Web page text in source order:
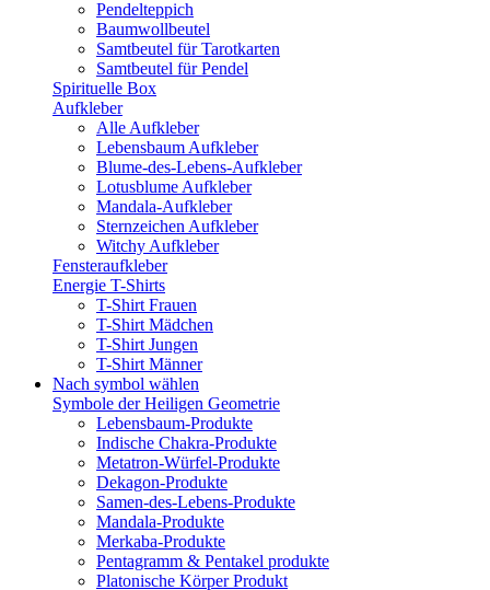
Pendelteppich
Baumwollbeutel
Samtbeutel für Tarotkarten
Samtbeutel für Pendel
Spirituelle Box
Aufkleber
Alle Aufkleber
Lebensbaum Aufkleber
Blume-des-Lebens-Aufkleber
Lotusblume Aufkleber
Mandala-Aufkleber
Sternzeichen Aufkleber
Witchy Aufkleber
Fensteraufkleber
Energie T-Shirts
T-Shirt Frauen
T-Shirt Mädchen
T-Shirt Jungen
T-Shirt Männer
Nach symbol wählen
Symbole der Heiligen Geometrie
Lebensbaum-Produkte
Indische Chakra-Produkte
Metatron-Würfel-Produkte
Dekagon-Produkte
Samen-des-Lebens-Produkte
Mandala-Produkte
Merkaba-Produkte
Pentagramm & Pentakel produkte
Platonische Körper Produkt